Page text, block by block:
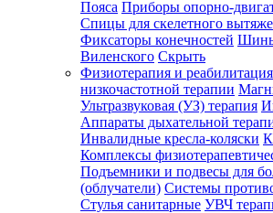
Пояса Приборы опорно-
Спицы для скелетного
Фиксаторы конечностей Шины
Виленского Скрыть
Физиотерапия и реабилитация
низкочастотной терапии
Ультразвуковая (УЗ) терапия
Аппараты дыхательной
Инвалидные кресла-коляски
Комплексы
Подъемники и подвесы для
(облучатели) Системы
Стулья санитарные УВЧ